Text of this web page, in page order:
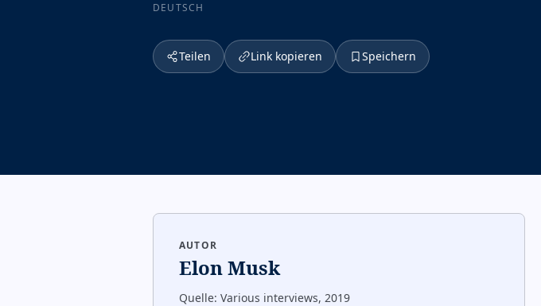
DEUTSCH
Teilen Link kopieren Speichern
AUTOR
Elon Musk
Quelle: Various interviews, 2019